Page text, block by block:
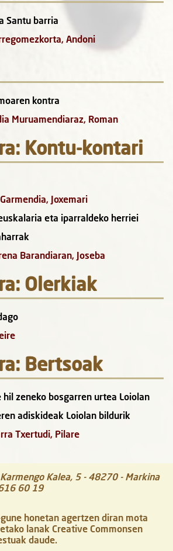
Santu barria
Andoni
kontra
Muruamendiaraz, Roman
Kontu-kontari
Joxemari
eta iparraldeko herriei
Barandiaran, Joseba
Olerkiak
Bertsoak
hil zeneko bosgarren urtea Loiolan
adiskideak Loiolan bildurik
Txertudi, Pilare
Karmengo Kalea, 5 - 48270- Markina
60 19
honetan agertzen diran mota
lanak Creative Commonsen
daude.